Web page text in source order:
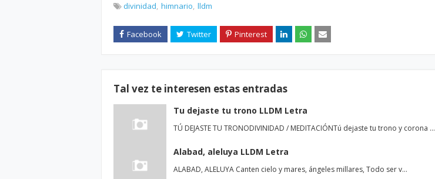
divinidad himnario lldm
Tal vez te interesen estas entradas
Tu dejaste tu trono LLDM Letra
TÚ DEJASTE TU TRONODIVINIDAD / MEDITACIÓNTú dejaste tu trono y corona …
Alabad, aleluya LLDM Letra
ALABAD, ALELUYA Canten cielo y mares, ángeles millares, Todo ser v…